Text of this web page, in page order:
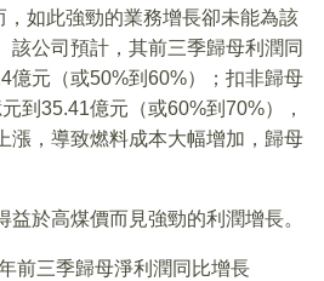
如此強勁的業務增長卻未能為該
該公司預計，其前三季歸母利潤同
億元（或50%到60%）；扣非歸母
到35.41億元（或60%到70%），
漲，導致燃料成本大幅增加，歸母
益於高煤價而見強勁的利潤增長。
前三季歸母淨利潤同比增長